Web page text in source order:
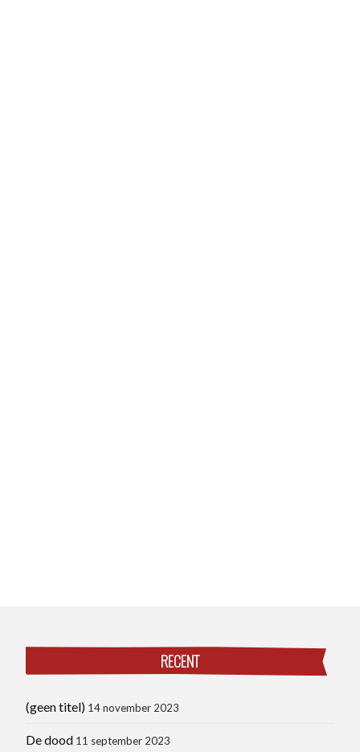
RECENT
(geen titel) 14 november 2023
De dood 11 september 2023